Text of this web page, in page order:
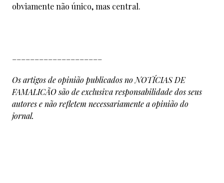
obviamente não único, mas central.
Os artigos de opinião publicados no NOTÍCIAS DE
FAMALICÃO são de exclusiva responsabilidade dos seus
autores e não refletem necessariamente a opinião do
jornal.